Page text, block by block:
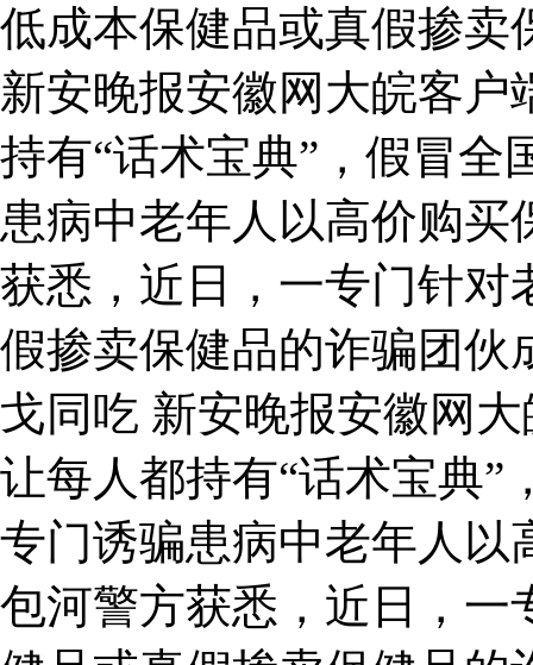
低成本保健品或真假掺卖
新安晚报安徽网大皖客
持有“话术宝典”，假冒全
患病中老年人以高价购
获悉，近日，一专门针对
假掺卖保健品的诈骗团伙
戈同吃 新安晚报安徽网
让每人都持有“话术宝典”
专门诱骗患病中老年人
包河警方获悉，近日，一